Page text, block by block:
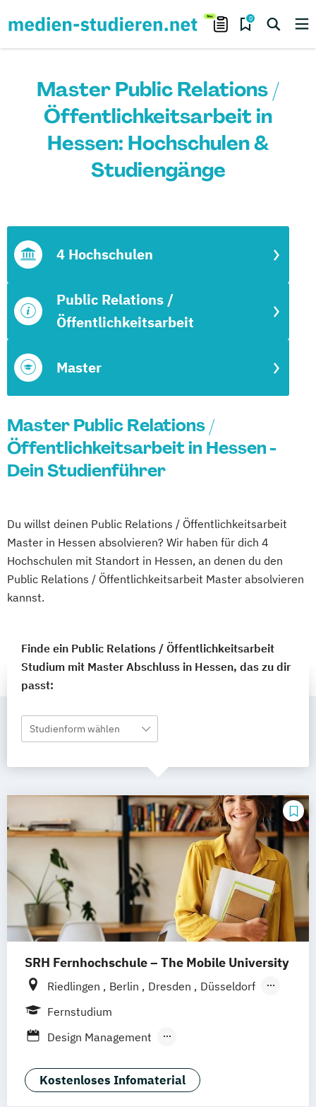
0
Master Public Relations /
Öffentlichkeitsarbeit in
Hessen: Hochschulen &
Studiengänge
Master
Public Relations /
Öffentlichkeitsarbeit
4 Hochschulen
Master Public Relations /
Öffentlichkeitsarbeit in Hessen -
Dein Studienführer
Du willst deinen Public Relations / Öffentlichkeitsarbeit
Master in Hessen absolvieren? Wir haben für dich 4
Hochschulen mit Standort in Hessen, an denen du den
Public Relations / Öffentlichkeitsarbeit Master absolvieren
kannst.
Finde ein Public Relations / Öffentlichkeitsarbeit
Studium mit Master Abschluss in Hessen, das zu dir
passt:
Studienform wählen
SRH Fernhochschule – The Mobile University
Riedlingen Berlin Dresden
Düsseldorf
Hamburg
Mannheim Wertheim
Frankfurt am Main Hamm Zürich
Fernstudium
Design Management
Kommunikation und Medienmanagement
Kommunikationsdesign
Kostenloses Infomaterial